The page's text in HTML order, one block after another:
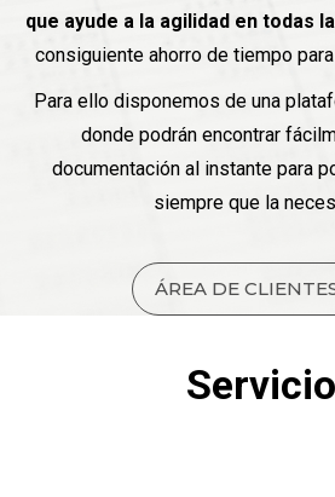
que ayude a la agilidad en todas
consiguiente ahorro de tiempo
Para ello disponemos de una
donde podrán encontrar
documentación al instante para
siempre que la
ÁREA DE